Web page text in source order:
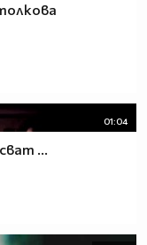
01:04
...